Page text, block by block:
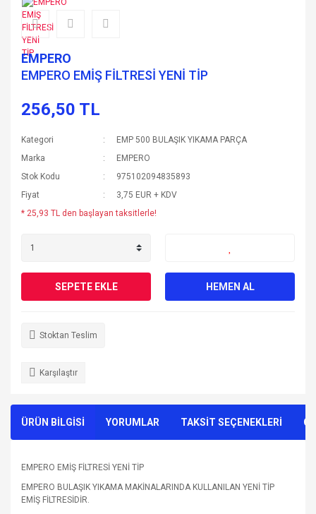
EMPERO
EMPERO EMİŞ FİLTRESİ YENİ TİP
256,50 TL
Kategori
EMP 500 BULAŞIK YIKAMA PARÇA
Marka
EMPERO
Stok Kodu
975102094835893
Fiyat
3,75 EUR + KDV
* 25,93 TL den başlayan taksitlerle!
SEPETE EKLE HEMEN AL
Stoktan Teslim
Karşılaştır
ÜRÜN BİLGİSİ YORUMLAR TAKSİT SEÇENEKLERİ
EMPERO EMİŞ FİLTRESİ YENİ TİP
EMPERO BULAŞIK YIKAMA MAKİNALARINDA KULLANILAN YENİ TİP
EMİŞ FİLTRESİDİR.